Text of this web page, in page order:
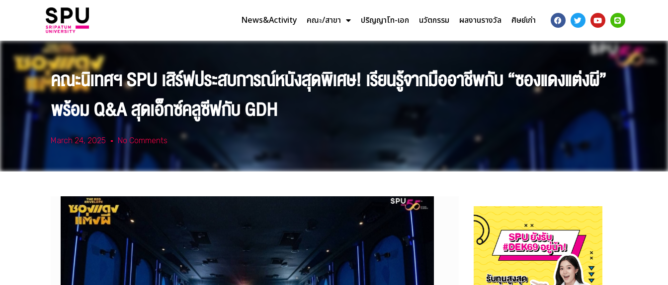
News&Activity คณะ/สาขา ปริญญาโท-เอก นวัตกรรม ผลงานรางวัล ศิษย์เก่า
คณะนิเทศฯ SPU เสิร์ฟประสบการณ์หนังสุดพิเศษ! เรียนรู้จากมืออาชีพกับ “ซองแดงแต่งผี”
พร้อม Q&A สุดเอ็กซ์คลูซีฟกับ GDH
March 24, 2025 No Comments